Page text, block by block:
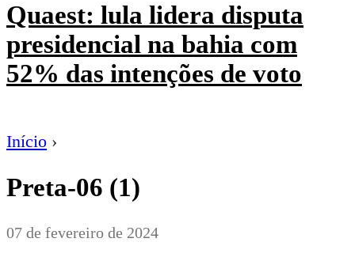
Quaest: lula lidera disputa
presidencial na bahia com
52% das intenções de voto
Início ›
Preta-06 (1)
07 de fevereiro de 2024